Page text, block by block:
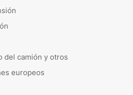
del camión y otros
europeos